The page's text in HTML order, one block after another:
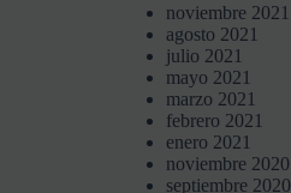
noviembre 2021
agosto 2021
julio 2021
mayo 2021
marzo 2021
febrero 2021
enero 2021
noviembre 2020
septiembre 2020